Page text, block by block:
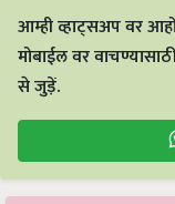
आम्ही व्हाट्सअप वर
मोबाईल वर
से जुड़ें.